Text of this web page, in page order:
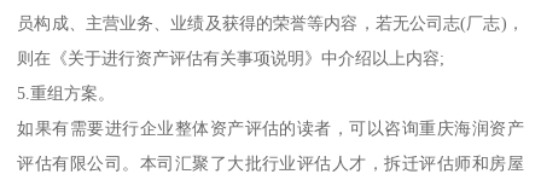
员构成、主营业务、业绩及获得的荣誉等内容，若无公司志(厂志)，
则在《关于进行资产评估有关事项说明》中介绍以上内容;
5.重组方案。
如果有需要进行企业整体资产评估的读者，可以咨询重庆海润资产
评估有限公司。本司汇聚了大批行业评估人才，拆迁评估师和房屋